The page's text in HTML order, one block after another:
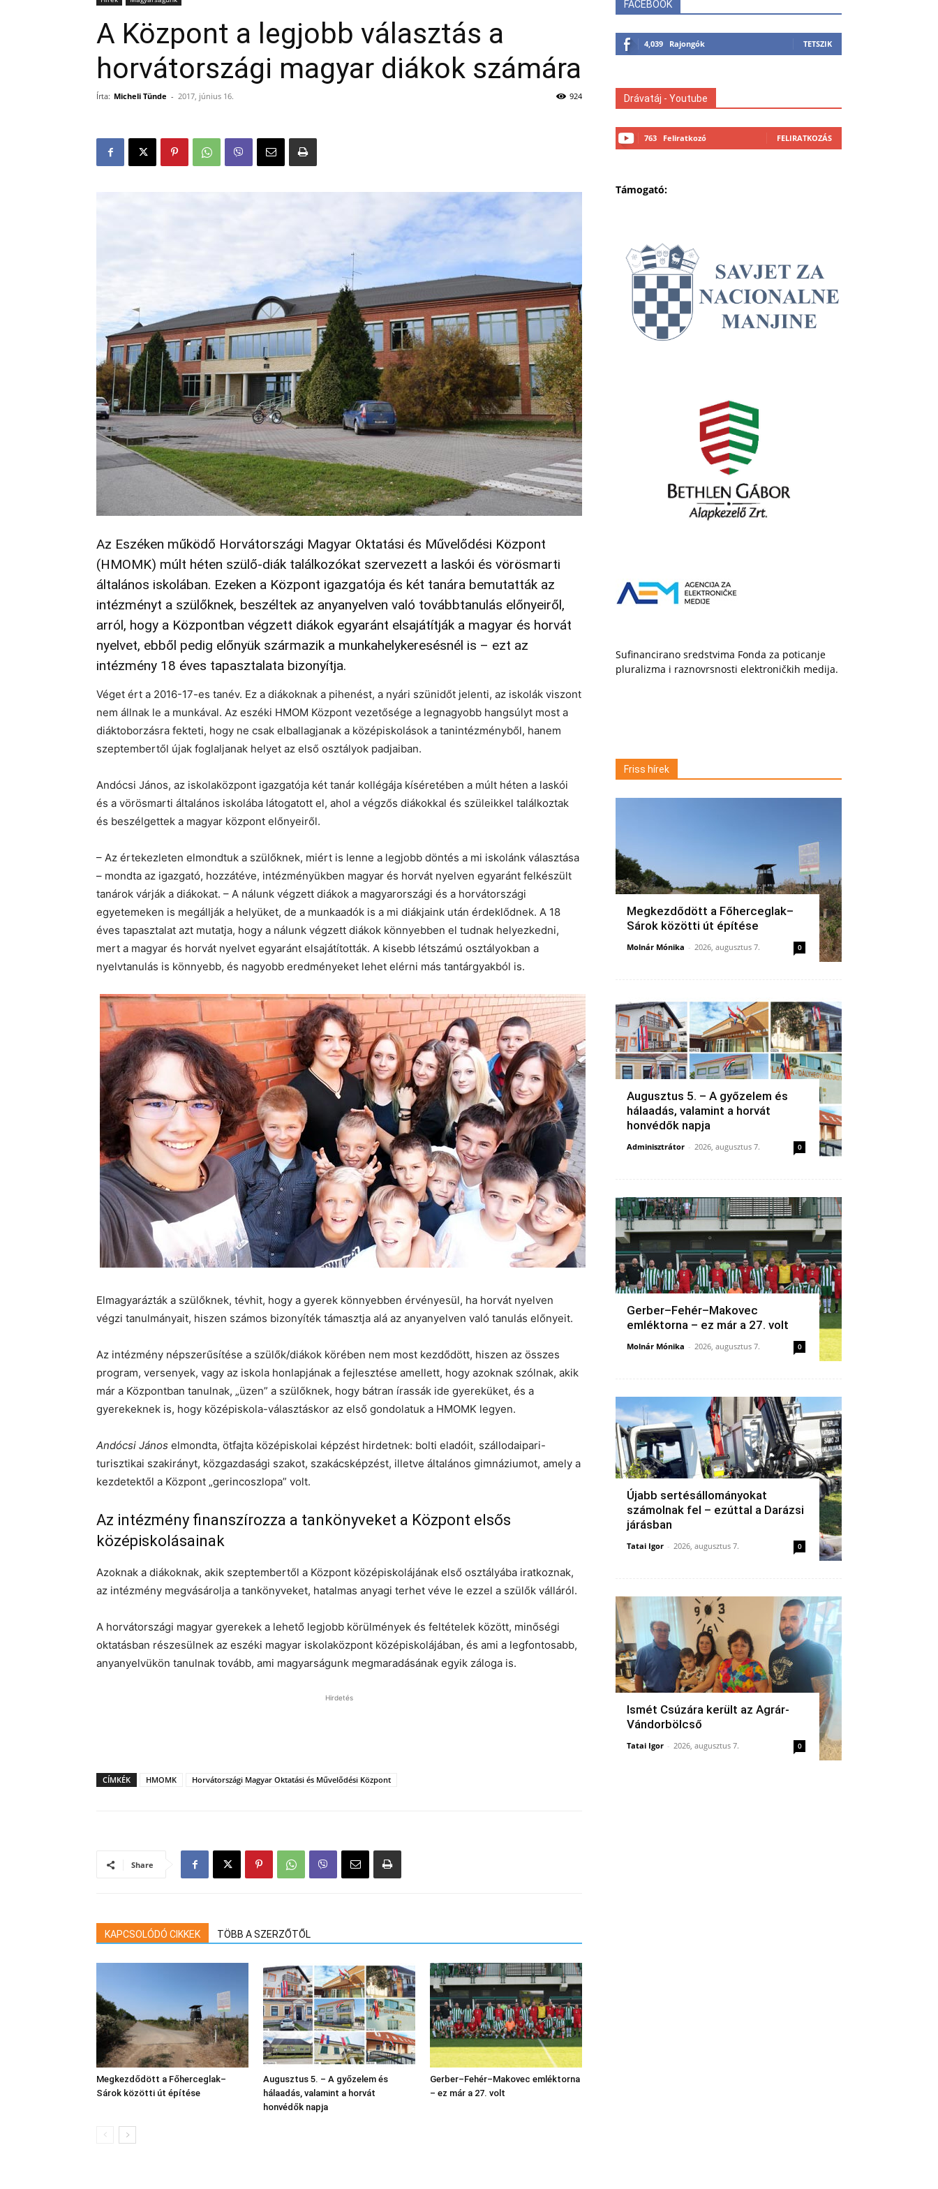
A Központ a legjobb választás a
horvátországi magyar diákok számára
Írta: Micheli Tünde - 2017, június 16. 924
Az Eszéken működő Horvátországi Magyar Oktatási és Művelődési Központ
(HMOMK) múlt héten szülő-diák találkozókat szervezett a laskói és vörösmarti
általános iskolában. Ezeken a Központ igazgatója és két tanára bemutatták az
intézményt a szülőknek, beszéltek az anyanyelven való továbbtanulás előnyeiről,
arról, hogy a Központban végzett diákok egyaránt elsajátítják a magyar és horvát
nyelvet, ebből pedig előnyük származik a munkahelykeresésnél is – ezt az
intézmény 18 éves tapasztalata bizonyítja.
Véget ért a 2016-17-es tanév. Ez a diákoknak a pihenést, a nyári szünidőt jelenti, az iskolák viszont
nem állnak le a munkával. Az eszéki HMOM Központ vezetősége a legnagyobb hangsúlyt most a
diáktoborzásra fekteti, hogy ne csak elballagjanak a középiskolások a tanintézményből, hanem
szeptembertől újak foglaljanak helyet az első osztályok padjaiban.
Andócsi János, az iskolaközpont igazgatója két tanár kollégája kíséretében a múlt héten a laskói
és a vörösmarti általános iskolába látogatott el, ahol a végzős diákokkal és szüleikkel találkoztak
és beszélgettek a magyar központ előnyeiről.
– Az értekezleten elmondtuk a szülőknek, miért is lenne a legjobb döntés a mi iskolánk választása
– mondta az igazgató, hozzátéve, intézményükben magyar és horvát nyelven egyaránt felkészült
tanárok várják a diákokat. – A nálunk végzett diákok a magyarországi és a horvátországi
egyetemeken is megállják a helyüket, de a munkaadók is a mi diákjaink után érdeklődnek. A 18
éves tapasztalat azt mutatja, hogy a nálunk végzett diákok könnyebben el tudnak helyezkedni,
mert a magyar és horvát nyelvet egyaránt elsajátították. A kisebb létszámú osztályokban a
nyelvtanulás is könnyebb, és nagyobb eredményeket lehet elérni más tantárgyakból is.
Elmagyarázták a szülőknek, tévhit, hogy a gyerek könnyebben érvényesül, ha horvát nyelven
végzi tanulmányait, hiszen számos bizonyíték támasztja alá az anyanyelven való tanulás előnyeit.
Az intézmény népszerűsítése a szülők/diákok körében nem most kezdődött, hiszen az összes
program, versenyek, vagy az iskola honlapjának a fejlesztése amellett, hogy azoknak szólnak, akik
már a Központban tanulnak, „üzen” a szülőknek, hogy bátran írassák ide gyereküket, és a
gyerekeknek is, hogy középiskola-választáskor az első gondolatuk a HMOMK legyen.
Andócsi János elmondta, ötfajta középiskolai képzést hirdetnek: bolti eladóit, szállodaipari-
turisztikai szakirányt, közgazdasági szakot, szakácsképzést, illetve általános gimnáziumot, amely a
kezdetektől a Központ „gerincoszlopa” volt.
Az intézmény finanszírozza a tankönyveket a Központ elsős
középiskolásainak
Azoknak a diákoknak, akik szeptembertől a Központ középiskolájának első osztályába iratkoznak,
az intézmény megvásárolja a tankönyveket, hatalmas anyagi terhet véve le ezzel a szülők válláról.
A horvátországi magyar gyerekek a lehető legjobb körülmények és feltételek között, minőségi
oktatásban részesülnek az eszéki magyar iskolaközpont középiskolájában, és ami a legfontosabb,
anyanyelvükön tanulnak tovább, ami magyarságunk megmaradásának egyik záloga is.
Hirdetés
CÍMKÉK HMOMK Horvátországi Magyar Oktatási és Művelődési Központ
Share
KAPCSOLÓDÓ CIKKEK TÖBB A SZERZŐTŐL
Megkezdődött a Főherceglak–
Sárok közötti út építése
Augusztus 5. – A győzelem és
hálaadás, valamint a horvát
honvédők napja
Gerber–Fehér–Makovec emléktorna
– ez már a 27. volt
FACEBOOK
4,039 Rajongók TETSZIK
Drávatáj - Youtube
763 Feliratkozó FELIRATKOZÁS
Támogató:
Sufinancirano sredstvima Fonda za poticanje
pluralizma i raznovrsnosti elektroničkih medija.
Friss hírek
Megkezdődött a Főherceglak–
Sárok közötti út építése
Molnár Mónika - 2026, augusztus 7. 0
Augusztus 5. – A győzelem és
hálaadás, valamint a horvát
honvédők napja
Adminisztrátor - 2026, augusztus 7. 0
Gerber–Fehér–Makovec
emléktorna – ez már a 27. volt
Molnár Mónika - 2026, augusztus 7. 0
Újabb sertésállományokat
számolnak fel – ezúttal a Darázsi
járásban
Tatai Igor - 2026, augusztus 7. 0
Ismét Csúzára került az Agrár-
Vándorbölcső
Tatai Igor - 2026, augusztus 7. 0